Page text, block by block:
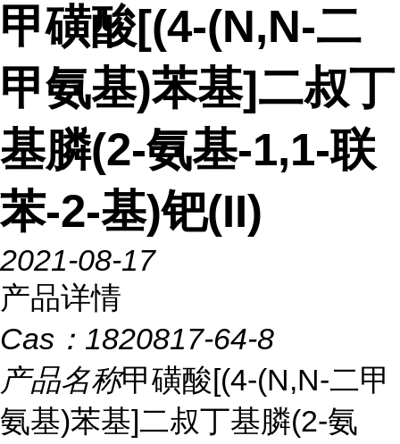
甲磺酸[(4-(N,N-二
甲氨基)苯基]二叔丁
基膦(2-氨基-1,1-联
苯-2-基)钯(II)
2021-08-17
产品详情
Cas： 1820817-64-8
产品名称甲磺酸[(4-(N,N-二甲
氨基)苯基]二叔丁基膦(2-氨